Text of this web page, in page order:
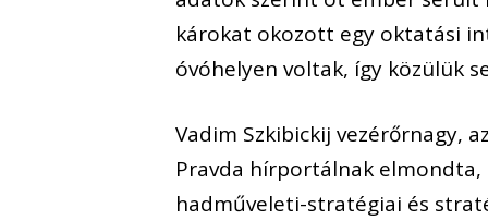
károkat okozott egy oktatási
óvóhelyen voltak, így közülük
Vadim Szkibickij vezérőrnagy,
Pravda hírportálnak
hadműveleti-stratégiai és